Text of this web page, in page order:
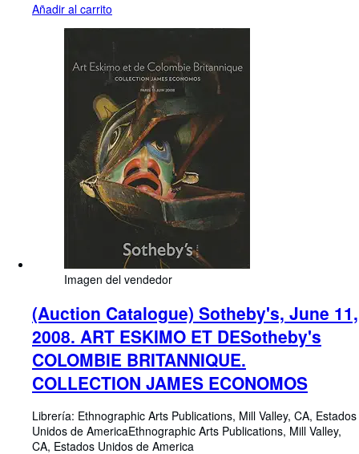
Añadir al carrito
Imagen del vendedor
(Auction Catalogue) Sotheby's, June 11,
2008. ART ESKIMO ET DESotheby's
COLOMBIE BRITANNIQUE.
COLLECTION JAMES ECONOMOS
Librería: Ethnographic Arts Publications, Mill Valley, CA, Estados
Unidos de AmericaEthnographic Arts Publications, Mill Valley,
CA, Estados Unidos de America